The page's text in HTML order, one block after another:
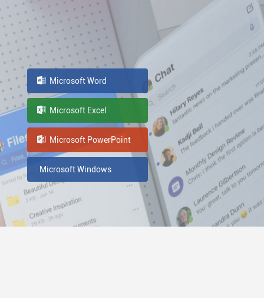
Microsoft Word
Microsoft Excel
Microsoft PowerPoint
Microsoft Windows